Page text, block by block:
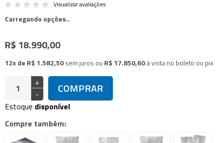
Visualizar avaliações
Carregando opções..
R$ 18.990,00
12x de R$ 1.582,50sem juros ou R$ 17.850,60à vista no boleto ou pix
+
-
COMPRAR
Estoque disponível
Compre também: